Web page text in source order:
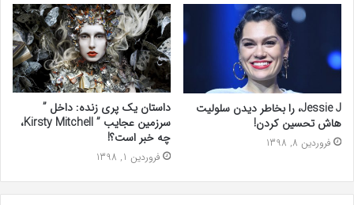
Jessie J، را بخاطر دیدن سلولیت
هاش تحسین کردن!
فروردین 8, 1398
داستان یک پری زنده: داخل ”
سرزمین عجایب ” Kirsty Mitchell،
چه خبر است؟!
فروردین 1, 1398